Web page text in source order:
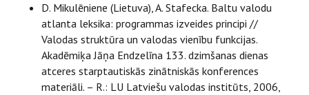
D. Mikulēniene (Lietuva), A. Stafecka. Baltu valodu
atlanta leksika: programmas izveides principi //
Valodas struktūra un valodas vienību funkcijas.
Akadēmiķa Jāņa Endzelīna 133. dzimšanas dienas
atceres starptautiskās zinātniskās konferences
materiāli. – R.: LU Latviešu valodas institūts, 2006,